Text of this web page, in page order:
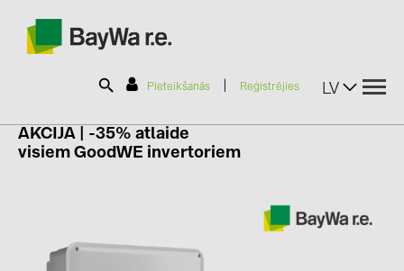
Pieteikšanās Reģistrējies LV
SOLAR-PLANIT
AKCIJA |
-35% atlaide
visiem GoodWE invertoriem